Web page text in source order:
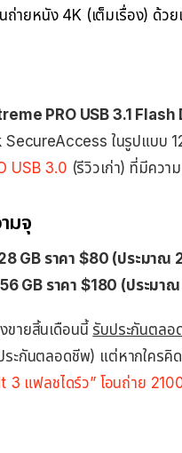
ถ่ายหนัง 4K (เต็มเรื่อง) ด้ว
PRO USB 3.1 Flash
ในรูปแบบ
USB 3.0 (รีวิวเก่า) ที่มีควา
มจุ
GB ราคา $80 (ประมาณ
GB ราคา $180 (ประมา
ขายสิ้นเดือนนี้ รับประกันตลอ
ะกันตลอดชีพ) แต่หากใครคิ
3 แฟลชไดร์ว” โอนถ่าย